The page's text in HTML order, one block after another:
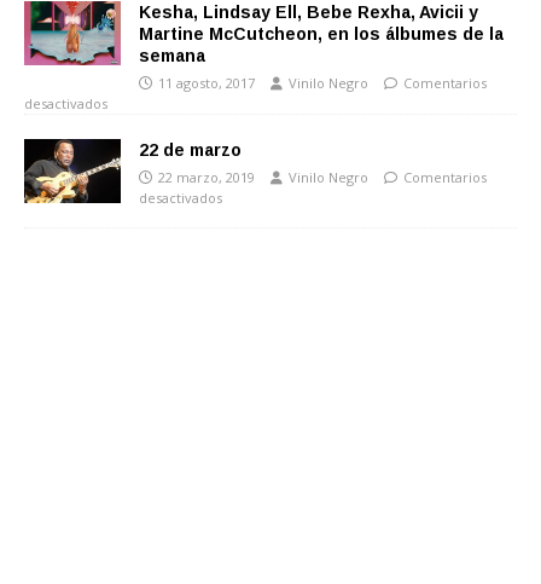
Kesha, Lindsay Ell, Bebe Rexha, Avicii y
Martine McCutcheon, en los álbumes de la
semana
11 agosto, 2017 Vinilo Negro
Comentarios
desactivados
22 de marzo
22 marzo, 2019 Vinilo Negro
Comentarios
desactivados